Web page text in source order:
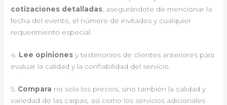
cotizaciones detalladas , asegurándote de mencionar la
fecha del evento, el número de invitados y cualquier
requerimiento especial.
4. Lee opiniones y testimonios de clientes anteriores para
evaluar la calidad y la confiabilidad del servicio.
5. Compara no solo los precios, sino también la calidad y
variedad de las carpas, así como los servicios adicionales